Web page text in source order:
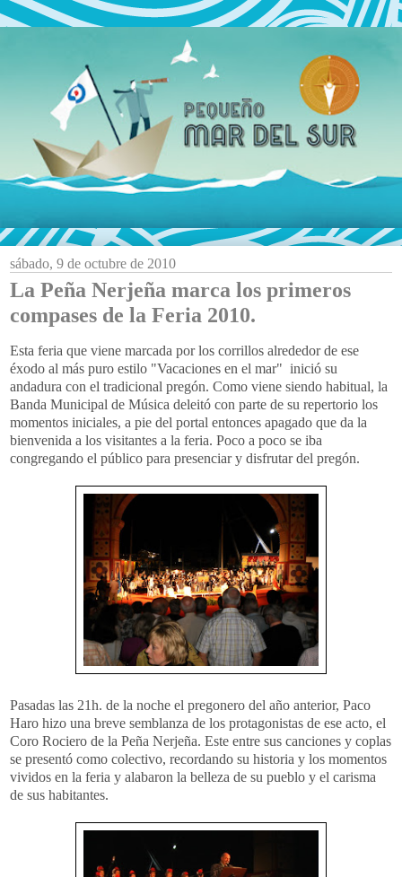
sábado, 9 de octubre de 2010
La Peña Nerjeña marca los primeros
compases de la Feria 2010.
Esta feria que viene marcada por los corrillos alrededor de ese
éxodo al más puro estilo "Vacaciones en el mar" inició su
andadura con el tradicional pregón. Como viene siendo habitual, la
Banda Municipal de Música deleitó con parte de su repertorio los
momentos iniciales, a pie del portal entonces apagado que da la
bienvenida a los visitantes a la feria. Poco a poco se iba
congregando el público para presenciar y disfrutar del pregón.
Pasadas las 21h. de la noche el pregonero del año anterior, Paco
Haro hizo una breve semblanza de los protagonistas de ese acto, el
Coro Rociero de la Peña Nerjeña. Este entre sus canciones y coplas
se presentó como colectivo, recordando su historia y los momentos
vividos en la feria y alabaron la belleza de su pueblo y el carisma
de sus habitantes.